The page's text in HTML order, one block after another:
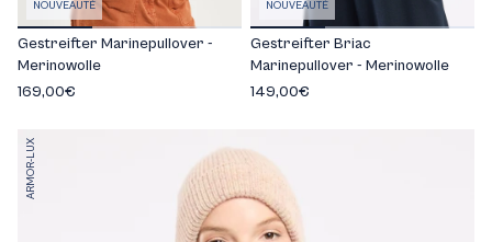
NOUVEAUTÉ
Gestreifter Marinepullover -
Merinowolle
169,00€
NOUVEAUTÉ
Gestreifter Briac
Marinepullover - Merinowolle
149,00€
ARMOR-LUX